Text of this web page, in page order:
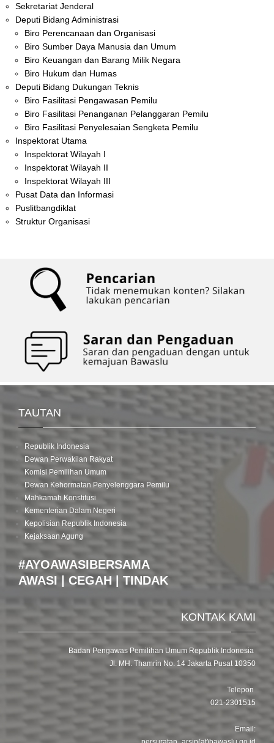
Sekretariat Jenderal
Deputi Bidang Administrasi
Biro Perencanaan dan Organisasi
Biro Sumber Daya Manusia dan Umum
Biro Keuangan dan Barang Milik Negara
Biro Hukum dan Humas
Deputi Bidang Dukungan Teknis
Biro Fasilitasi Pengawasan Pemilu
Biro Fasilitasi Penanganan Pelanggaran Pemilu
Biro Fasilitasi Penyelesaian Sengketa Pemilu
Inspektorat Utama
Inspektorat Wilayah I
Inspektorat Wilayah II
Inspektorat Wilayah III
Pusat Data dan Informasi
Puslitbangdiklat
Struktur Organisasi
TAUTAN
Republik Indonesia
Dewan Perwakilan Rakyat
Komisi Pemilihan Umum
Dewan Kehormatan Penyelenggara Pemilu
Mahkamah Konstitusi
Kementerian Dalam Negeri
Kepolisian Republik Indonesia
Kejaksaan Agung
#AYOAWASIBERSAMA
AWASI | CEGAH | TINDAK
KONTAK KAMI
Badan Pengawas Pemilihan Umum Republik Indonesia
Jl. MH. Thamrin No. 14 Jakarta Pusat 10350
Telepon
021-2301515
Email: